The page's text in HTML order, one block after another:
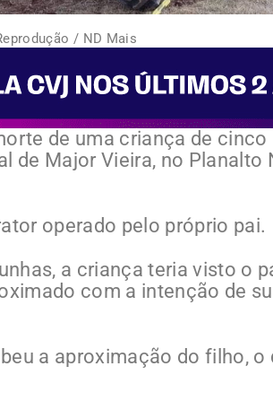
/ ND Mais
de uma criança de cinco
de Major Vieira, no Planalto
operado pelo próprio pai.
a criança teria visto o
com a intenção de
a aproximação do filho, o